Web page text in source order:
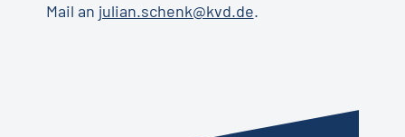
Mail an julian.schenk@kvd.de.